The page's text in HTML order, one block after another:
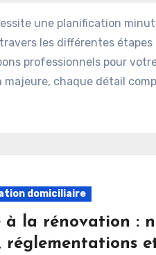
une planification
les différentes étapes
professionnels pour
chaque détail
domiciliaire
à la rénovation :
réglementations